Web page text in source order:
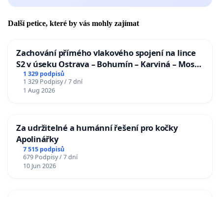
Další petice, které by vás mohly zajímat
Zachování přímého vlakového spojení na lince
S2 v úseku Ostrava – Bohumín – Karviná – Mosty
u Jablunkova
1 329 podpisů
1 329 Podpisy / 7 dní
1 Aug 2026
Za udržitelné a humánní řešení pro kočky
Apolinářky
7 515 podpisů
679 Podpisy / 7 dní
10 Jun 2026